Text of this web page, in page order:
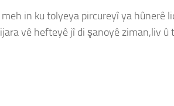
in ku tolyeya pircureyî ya hûnerê
vê hefteyê jî di şanoyê ziman,liv û